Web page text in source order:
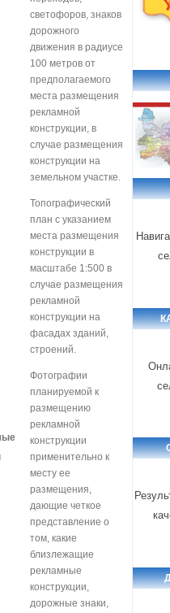
светофоров, знаков
дорожного
движения в радиусе
100 метров от
предполагаемого
места размещения
рекламной
конструкции, в
случае размещения
конструкции на
земельном участке.
Топографический
план с указанием
места размещения
конструкции в
масштабе 1:500 в
случае размещения
рекламной
конструкции на
фасадах зданий,
строений.
Фотографии
планируемой к
размещению
рекламной
конструкции
применительно к
месту ее
размещения,
дающие четкое
представление о
том, какие
близлежащие
рекламные
конструкции,
дорожные знаки,